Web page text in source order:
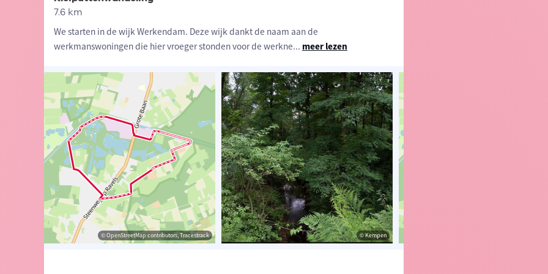
7.6 km
We starten in de wijk Werkendam. Deze wijk dankt de naam aan de
werkmanswoningen die hier vroeger stonden voor de werkne... meer lezen
© OpenStreetMap contributors, Tracestrack © Kempen